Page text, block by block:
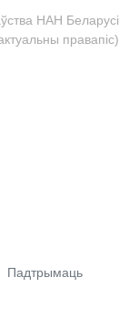
НАН Беларусі
правапіс)
Падтрымаць